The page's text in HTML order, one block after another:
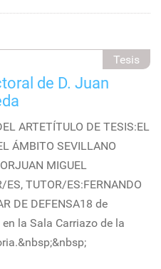
Tesis
de D. Juan
ARTETÍTULO DE TESIS:EL
ÁMBITO SEVILLANO
MIGUEL
ES, TUTOR/ES:FERNANDO
DE DEFENSA18 de
la Sala Carriazo de la